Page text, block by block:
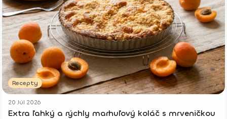
Recepty
20 Júl 2026
Extra ľahký a rýchly marhuľový koláč s mrveničkou